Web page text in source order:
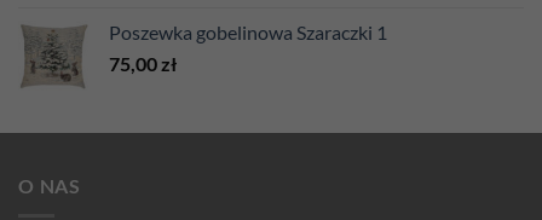
Poszewka gobelinowa Szaraczki 1
75,00 zł
O NAS